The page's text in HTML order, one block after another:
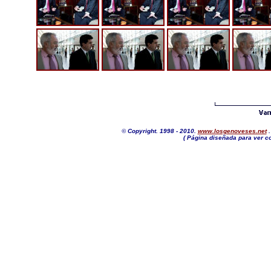
©Copyright. 1998 - 2010. www.losgenoveses.net.
( Página diseñada para ver